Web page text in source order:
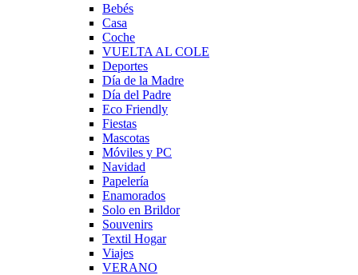
Bebés
Casa
Coche
VUELTA AL COLE
Deportes
Día de la Madre
Día del Padre
Eco Friendly
Fiestas
Mascotas
Móviles y PC
Navidad
Papelería
Enamorados
Solo en Brildor
Souvenirs
Textil Hogar
Viajes
VERANO